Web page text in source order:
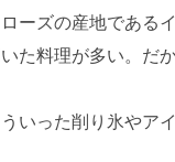
ーズの産地である
た料理が多い。だ
いった削り氷やア